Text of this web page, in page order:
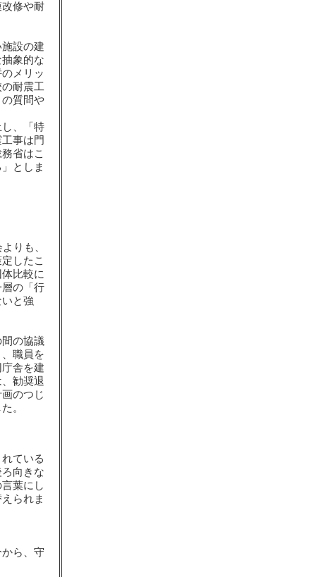
修や耐
設の建
象的な
メリッ
耐震工
質問や
、「特
事は門
省はこ
としま
りも、
したこ
比較に
の「行
と強
の協議
職員を
舎を建
勧奨退
のつじ
。
ている
向きな
葉にし
られま
ら、守